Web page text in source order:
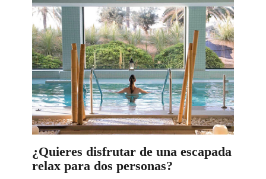
¿Quieres disfrutar de una escapada
relax para dos personas?